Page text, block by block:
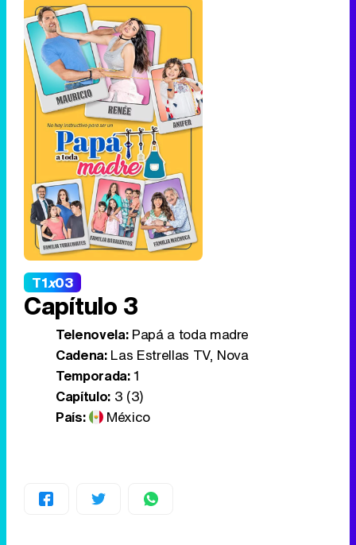
T1x03
Capítulo 3
Telenovela:Papá a toda madre
Cadena:Las Estrellas TV, Nova
Temporada:1
Capítulo:3 (3)
País:
México